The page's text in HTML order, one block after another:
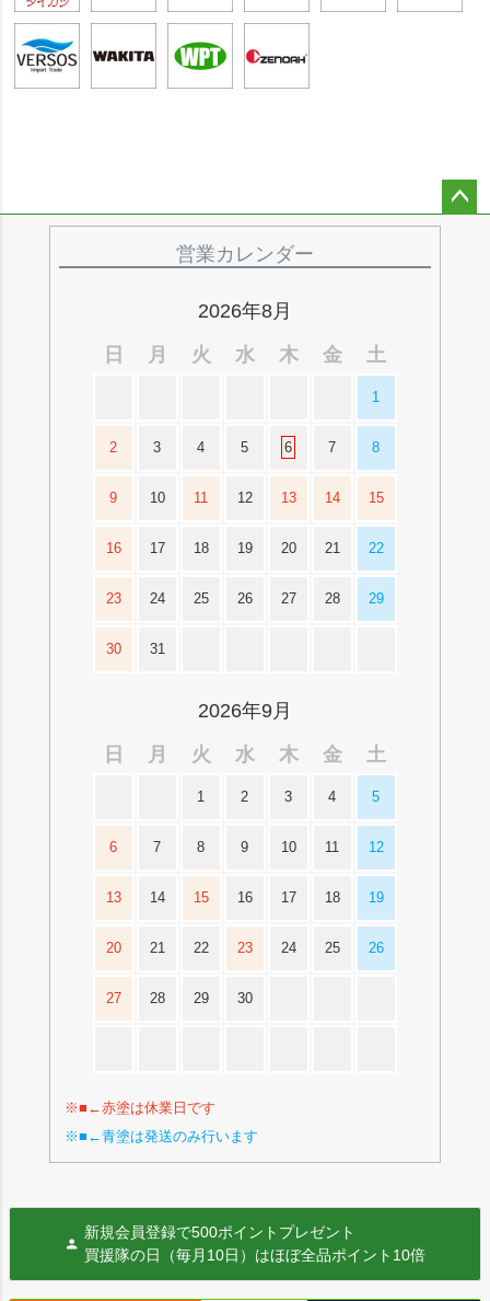
営業カレンダー
2026年8月
日
月 火 水 木 金 土
1
2 3 4 5 6 7 8
9 10 11 12 13 14 15
16 17 18 19 20 21 22
23 24 25 26 27 28 29
30 31
2026年9月
日
月 火 水 木 金 土
1 2 3 4 5
6 7 8 9 10 11 12
13 14 15 16 17 18 19
20 21 22 23 24 25 26
27 28 29 30
※■←赤塗は休業日です
※■←青塗は発送のみ行います
新規会員登録で500ポイントプレゼント
買援隊の日（毎月10日）はほぼ全品ポイント10倍